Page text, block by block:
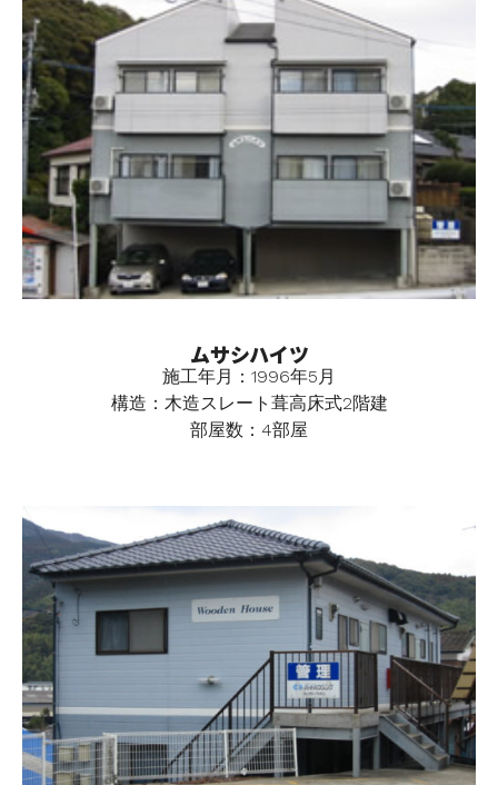
ムサシハイツ
施工年月：1996年5月
構造：木造スレート葺高床式2階建
部屋数：4部屋